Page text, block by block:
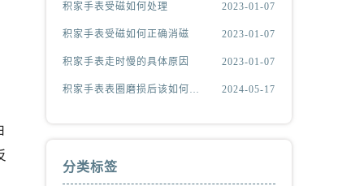
积家手表受磁如何处理 2023-01-07
积家手表受磁如何正确消磁 2023-01-07
积家手表走时慢的具体原因 2023-01-07
积家手表表圈磨损后该如何处理？ 2024-05-17
分类标签